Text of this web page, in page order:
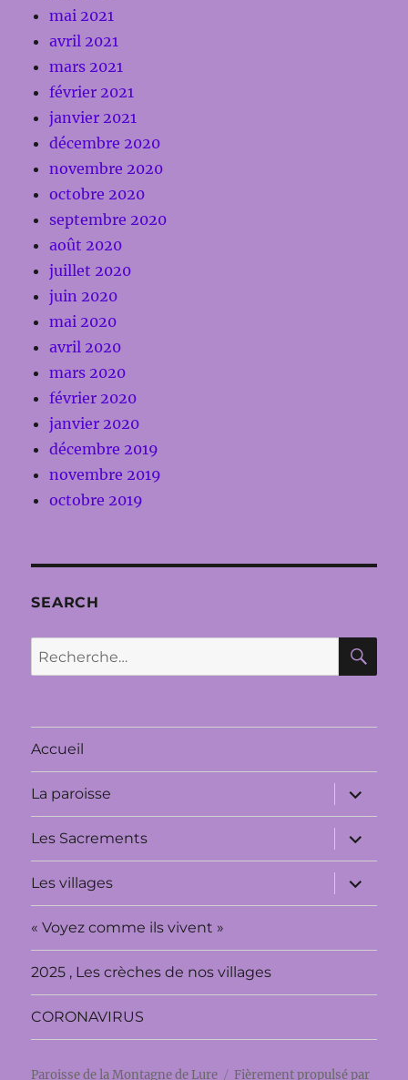
mai 2021
avril 2021
mars 2021
février 2021
janvier 2021
décembre 2020
novembre 2020
octobre 2020
septembre 2020
août 2020
juillet 2020
juin 2020
mai 2020
avril 2020
mars 2020
février 2020
janvier 2020
décembre 2019
novembre 2019
octobre 2019
SEARCH
Recherche
pour :
Accueil
La paroisse
ouvrir
le
sous-
menu
Les Sacrements
ouvrir
le
sous-
menu
Les villages
ouvrir
le
sous-
« Voyez comme ils vivent »
2025 , Les crèches de nos villages
CORONAVIRUS
Paroisse de la Montagne de Lure Fièrement propulsé par